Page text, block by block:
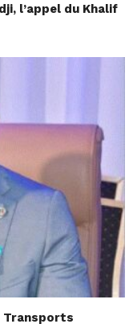
l’appel du Khalif
Transports